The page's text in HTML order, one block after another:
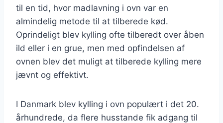
til en tid, hvor madlavning i ovn var en
almindelig metode til at tilberede kød.
Oprindeligt blev kylling ofte tilberedt over åben
ild eller i en grue, men med opfindelsen af
ovnen blev det muligt at tilberede kylling mere
jævnt og effektivt.
I Danmark blev kylling i ovn populært i det 20.
århundrede, da flere husstande fik adgang til